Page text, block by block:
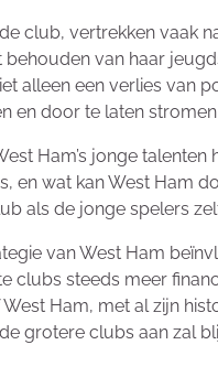
club, vertrekken vaak
van haar
alleen een verlies van
en door te laten
Ham’s jonge
en wat kan West Ham
als de jonge spelers
van West Ham
steeds meer
Ham, met al zijn
grotere clubs aan zal